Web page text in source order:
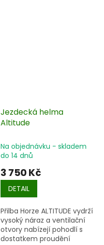
Jezdecká helma
Altitude
Na objednávku - skladem
do 14 dnů
3 750 Kč
DETAIL
Přilba Horze ALTITUDE vydrží
vysoký náraz a ventilační
otvory nabízejí pohodlí s
dostatkem proudění